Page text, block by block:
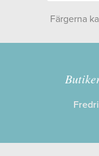
Färgerna